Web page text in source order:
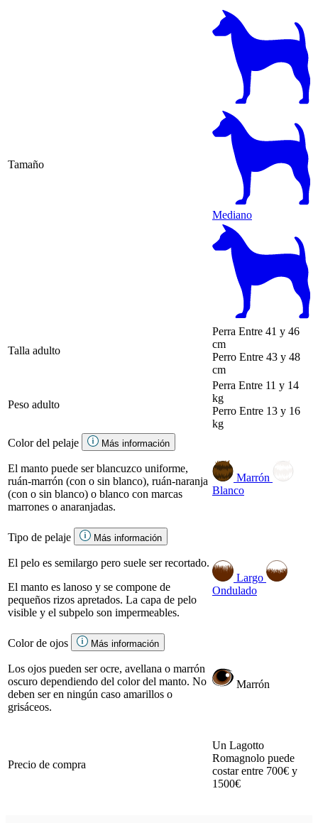
Tamaño
Mediano
Talla adulto
Perra Entre 41 y 46
cm
Perro Entre 43 y 48
cm
Peso adulto
Perra Entre 11 y 14
kg
Perro Entre 13 y 16
kg
Color del pelaje
Más información
El manto puede ser blancuzco uniforme,
ruán-marrón (con o sin blanco), ruán-naranja
(con o sin blanco) o blanco con marcas
marrones o anaranjadas.
Marrón
Blanco
Tipo de pelaje Más información
El pelo es semilargo pero suele ser recortado.
El manto es lanoso y se compone de
pequeños rizos apretados. La capa de pelo
visible y el subpelo son impermeables.
Largo
Ondulado
Color de ojos Más información
Los ojos pueden ser ocre, avellana o marrón
oscuro dependiendo del color del manto. No
deben ser en ningún caso amarillos o
grisáceos.
Marrón
Precio de compra
Un Lagotto
Romagnolo puede
costar entre 700€ y
1500€